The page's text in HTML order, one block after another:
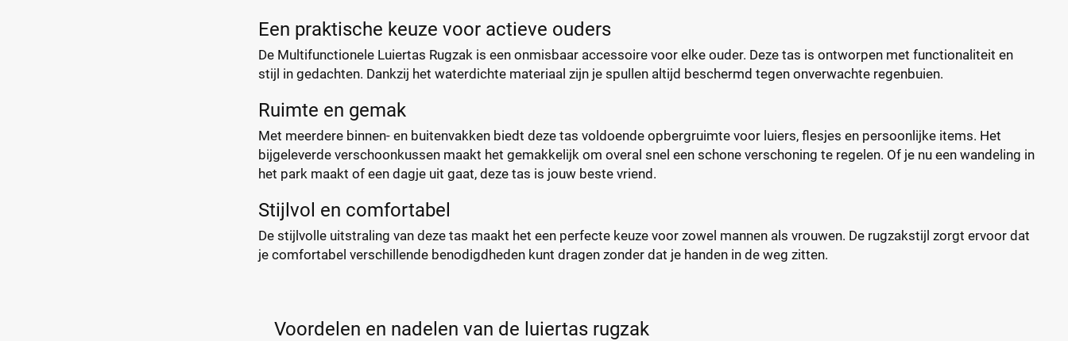
Een praktische keuze voor actieve ouders
De Multifunctionele Luiertas Rugzak is een onmisbaar accessoire voor elke ouder. Deze tas is ontworpen met functionaliteit en
stijl in gedachten. Dankzij het waterdichte materiaal zijn je spullen altijd beschermd tegen onverwachte regenbuien.
Ruimte en gemak
Met meerdere binnen- en buitenvakken biedt deze tas voldoende opbergruimte voor luiers, flesjes en persoonlijke items. Het
bijgeleverde verschoonkussen maakt het gemakkelijk om overal snel een schone verschoning te regelen. Of je nu een wandeling in
het park maakt of een dagje uit gaat, deze tas is jouw beste vriend.
Stijlvol en comfortabel
De stijlvolle uitstraling van deze tas maakt het een perfecte keuze voor zowel mannen als vrouwen. De rugzakstijl zorgt ervoor dat
je comfortabel verschillende benodigdheden kunt dragen zonder dat je handen in de weg zitten.
Voordelen en nadelen van de luiertas rugzak